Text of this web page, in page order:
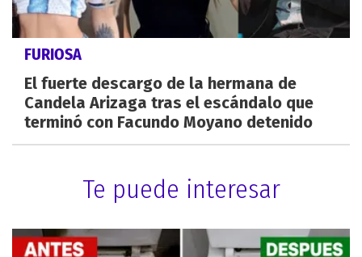
FURIOSA
El fuerte descargo de la hermana de
Candela Arizaga tras el escándalo que
terminó con Facundo Moyano detenido
Te puede interesar